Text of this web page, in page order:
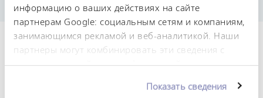
информацию о ваших действиях на сайте
партнерам Google: социальным сетям и компаниям,
занимающимся рекламой и веб-аналитикой. Наши
партнеры могут комбинировать эти сведения с
предоставленной вами информацией, а также
использовании вами их сервисов. Вы можете
Показать сведения
Технические
характеристики (согл.